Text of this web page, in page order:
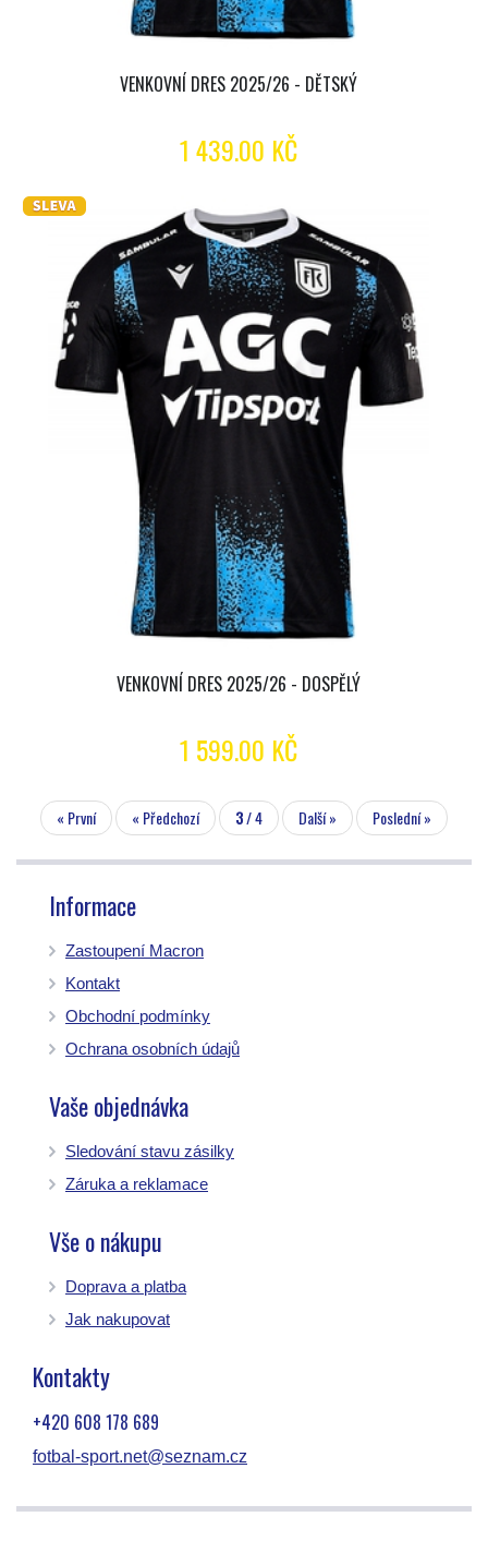
VENKOVNÍ DRES 2025/26 - DĚTSKÝ
1 439.00 KČ
VENKOVNÍ DRES 2025/26 - DOSPĚLÝ
1 599.00 KČ
« První « Předchozí 3/ 4 Další » Poslední »
Informace
Zastoupení Macron
Kontakt
Obchodní podmínky
Ochrana osobních údajů
Vaše objednávka
Sledování stavu zásilky
Záruka a reklamace
Vše o nákupu
Doprava a platba
Jak nakupovat
Kontakty
+420 608 178 689
fotbal-sport.net@seznam.cz